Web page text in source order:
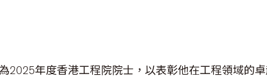
年度香港工程院院士，以表彰他在工程領域的